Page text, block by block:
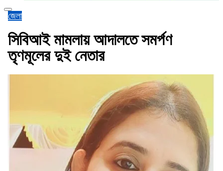
জেলা
সিবিআই মামলায় আদালতে সমর্পণ
তৃণমূলের দুই নেতার